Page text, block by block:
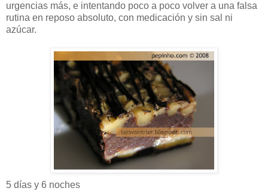
urgencias más, e intentando poco a poco volver a una falsa
rutina en reposo absoluto, con medicación y sin sal ni
azúcar.
5 días y 6 noches